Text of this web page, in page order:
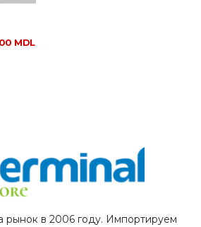
MDL
рынок в 2006 году. Импортируем